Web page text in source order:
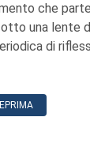
che
una lente
di